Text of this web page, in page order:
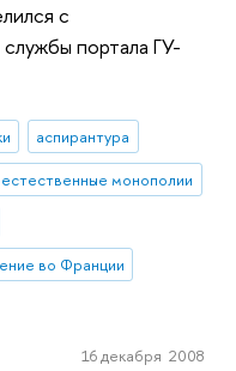
с
портала ГУ-
аспирантура
естественные монополии
во Франции
16 декабря 2008